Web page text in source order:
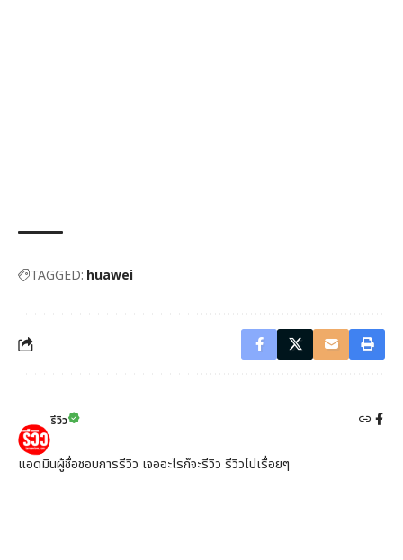
TAGGED: huawei
รีวิว
แอดมินผู้ชื่อชอบการรีวิว เจออะไรก็จะรีวิว รีวิวไปเรื่อยๆ